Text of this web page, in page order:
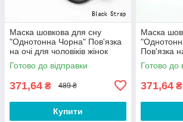
Маска шовкова для сну
"Однотонна Чорна" Пов'язка
на очі для чоловіків жінок
DSY-01
Готово до відправки
371,64 ₴ 489 ₴
Купити
Маска
Пов'язка
жінок DSY-
Готово до
371,64 ₴